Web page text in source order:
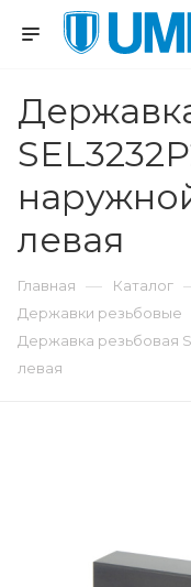
левая
Главная — Каталог
Державки резьбовые
Державка резьбовая
левая